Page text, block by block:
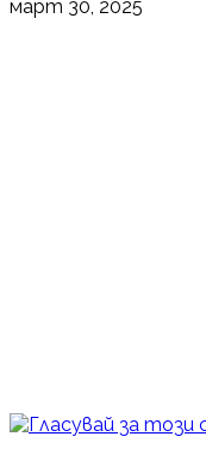
март 30, 2025